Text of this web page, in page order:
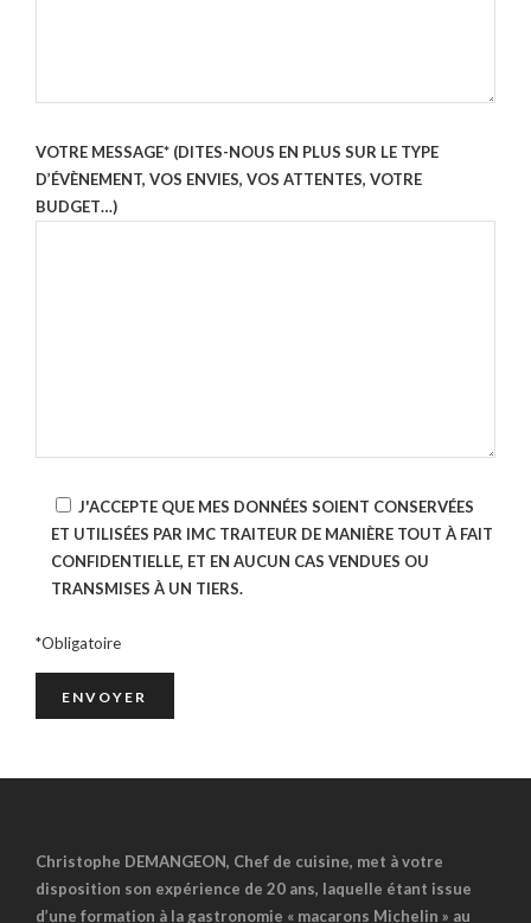
VOTRE MESSAGE* (DITES-NOUS EN PLUS SUR LE TYPE
D’ÉVÈNEMENT, VOS ENVIES, VOS ATTENTES, VOTRE
BUDGET…)
J'ACCEPTE QUE MES DONNÉES SOIENT CONSERVÉES
ET UTILISÉES PAR IMC TRAITEUR DE MANIÈRE TOUT À FAIT
CONFIDENTIELLE, ET EN AUCUN CAS VENDUES OU
TRANSMISES À UN TIERS.
*Obligatoire
Christophe DEMANGEON, Chef de cuisine, met à votre
disposition son expérience de 20 ans, laquelle étant issue
d’une formation à la gastronomie « macarons Michelin » au